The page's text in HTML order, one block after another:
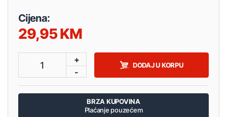
Cijena:
29,95
1
+
-
DODAJ U KORPU
BRZA KUPOVINA
Plaćanje pouzećem